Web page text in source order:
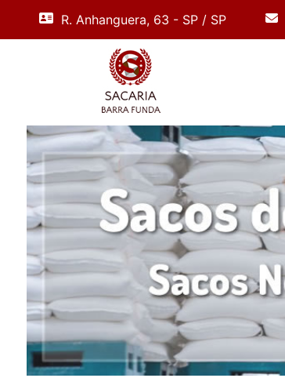
R. Anhanguera, 63 - SP / SP